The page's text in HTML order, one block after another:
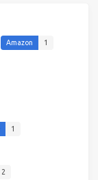
Amazon 1
1
2